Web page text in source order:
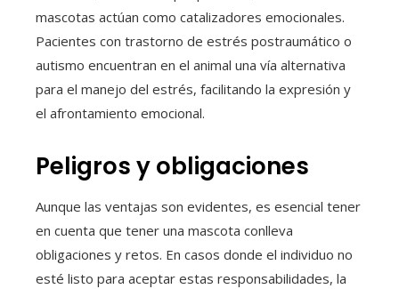
mascotas actúan como catalizadores emocionales.
Pacientes con trastorno de estrés postraumático o
autismo encuentran en el animal una vía alternativa
para el manejo del estrés, facilitando la expresión y
el afrontamiento emocional.
Peligros y obligaciones
Aunque las ventajas son evidentes, es esencial tener
en cuenta que tener una mascota conlleva
obligaciones y retos. En casos donde el individuo no
esté listo para aceptar estas responsabilidades, la